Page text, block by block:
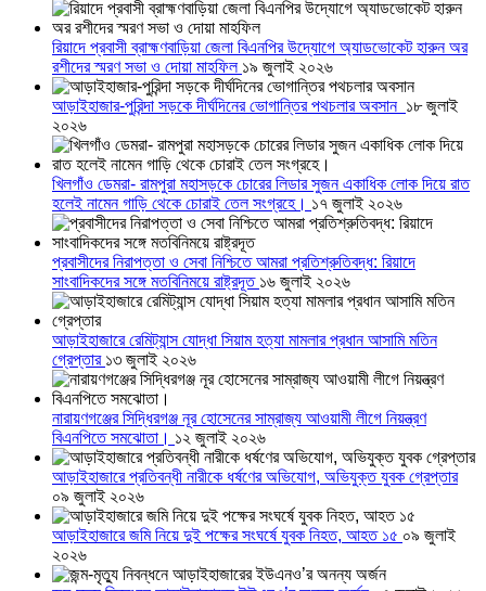
রিয়াদে প্রবাসী ব্রাহ্মণবাড়িয়া জেলা বিএনপির উদ্যোগে অ্যাডভোকেট হারুন অর
রশীদের স্মরণ সভা ও দোয়া মাহফিল ১৯ জুলাই ২০২৬
আড়াইহাজার-পুরিন্দা সড়কে দীর্ঘদিনের ভোগান্তির পথচলার অবসান ১৮ জুলাই
২০২৬
খিলগাঁও ডেমরা- রামপুরা মহাসড়কে চোরের লিডার সুজন একাধিক লোক দিয়ে রাত
হলেই নামেন গাড়ি থেকে চোরাই তেল সংগ্রহে। ১৭ জুলাই ২০২৬
প্রবাসীদের নিরাপত্তা ও সেবা নিশ্চিতে আমরা প্রতিশ্রুতিবদ্ধ: রিয়াদে
সাংবাদিকদের সঙ্গে মতবিনিময়ে রাষ্ট্রদূত ১৬ জুলাই ২০২৬
আড়াইহাজারে রেমিট্যান্স যোদ্ধা সিয়াম হত্যা মামলার প্রধান আসামি মতিন
গ্রেপ্তার ১৩ জুলাই ২০২৬
নারায়ণগঞ্জের সিদ্ধিরগঞ্জ নূর হোসেনের সাম্রাজ্য আওয়ামী লীগে নিয়ন্ত্রণ
বিএনপিতে সমঝোতা। ১২ জুলাই ২০২৬
আড়াইহাজারে প্রতিবন্ধী নারীকে ধর্ষণের অভিযোগ, অভিযুক্ত যুবক গ্রেপ্তার
০৯ জুলাই ২০২৬
আড়াইহাজারে জমি নিয়ে দুই পক্ষের সংঘর্ষে যুবক নিহত, আহত ১৫ ০৯ জুলাই
২০২৬